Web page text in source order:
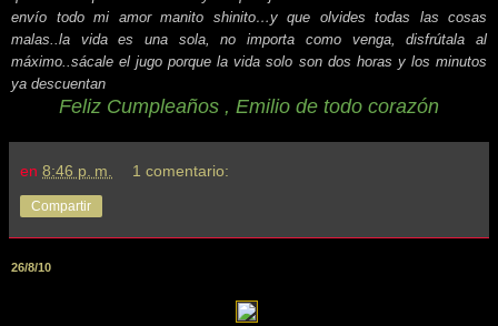
envío todo mi amor manito shinito…y que olvides todas las cosas
malas..la vida es una sola, no importa como venga, disfrútala al
máximo..sácale el jugo porque la vida solo son dos horas y los minutos
ya descuentan
Feliz Cumpleaños , Emilio de todo corazón
en 8:46 p. m. 1 comentario:
Compartir
26/8/10